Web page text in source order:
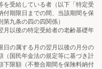
を受給している者（以下「特定受
付期限日までの間、当該期間を保
九条の四の四関係）
以後の特定受給者の老齢基礎年
の属する月の翌月以後の月分の
（国民年金法の規定等に基づき計
下限額（不整合期間を保険料納付